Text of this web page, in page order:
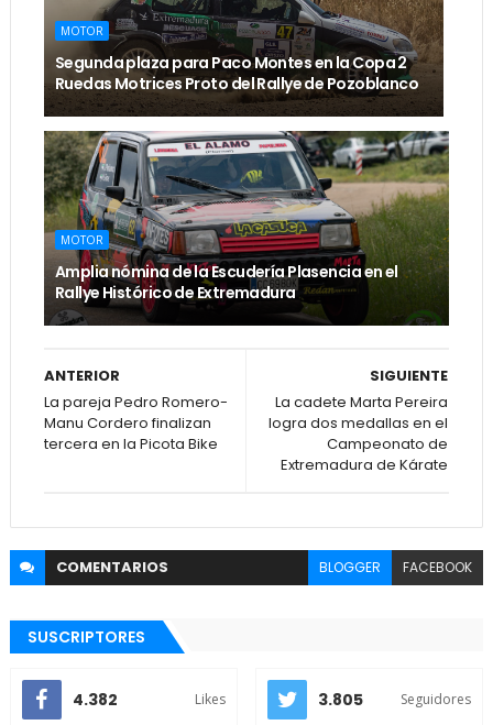
MOTOR
Segunda plaza para Paco Montes en la Copa 2
Ruedas Motrices Proto del Rallye de Pozoblanco
MOTOR
Amplia nómina de la Escudería Plasencia en el
Rallye Histórico de Extremadura
SIGUIENTE
La cadete Marta Pereira
logra dos medallas en el
Campeonato de
Extremadura de Kárate
ANTERIOR
La pareja Pedro Romero-
Manu Cordero finalizan
tercera en la Picota Bike
COMENTARIOS BLOGGER FACEBOOK
SUSCRIPTORES
4.382 Likes 3.805 Seguidores